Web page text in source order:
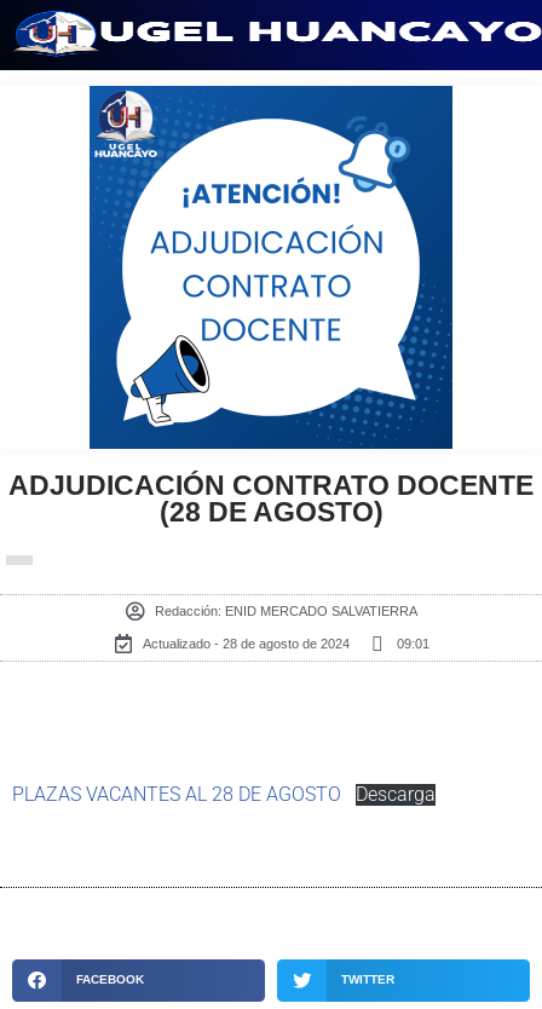
ADJUDICACIÓN CONTRATO DOCENTE
(28 DE AGOSTO)
Redacción: ENID MERCADO SALVATIERRA
Actualizado - 28 de agosto de 2024 09:01
PLAZAS VACANTES AL 28 DE AGOSTO Descarga
FACEBOOK TWITTER